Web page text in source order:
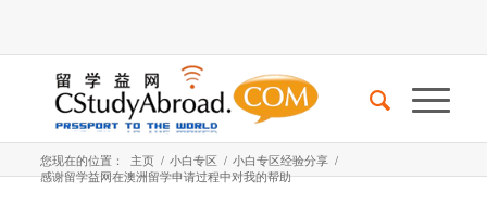
您现在的位置： 主页 / 小白专区 / 小白专区经验分享 /
感谢留学益网在澳洲留学申请过程中对我的帮助